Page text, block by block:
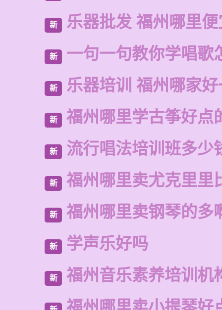
新 乐器批发 福州哪里
新 一句一句教你学唱歌
新 乐器培训 福州哪家
新 福州哪里学古筝好点
新 流行唱法培训班多少
新 福州哪里卖尤克里里
新 福州哪里卖钢琴的多
新 学声乐好吗
新 福州音乐素养培训机